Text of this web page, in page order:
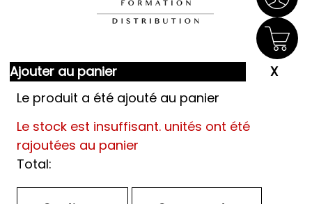
Ajouter au panier
Le produit a été ajouté au panier
Le stock est insuffisant. unités ont été
rajoutées au panier
Total: